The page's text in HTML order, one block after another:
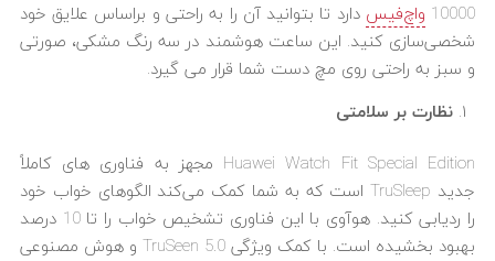
10000 واچ‌فیس دارد تا بتوانید آن را به راحتی و براساس علایق خود
شخصی‌سازی کنید. این ساعت هوشمند در سه رنگ مشکی، صورتی
و سبز به راحتی روی مچ دست شما قرار می گیرد.
نظارت بر سلامتی
Huawei Watch Fit Special Edition مجهز به فناوری های کاملاً
جدید TruSleep است که به شما کمک می‌کند الگوهای خواب خود
را ردیابی کنید. هوآوی با این فناوری تشخیص خواب را تا 10 درصد
بهبود بخشیده است. با کمک ویژگی TruSeen 5.0 و هوش مصنوعی